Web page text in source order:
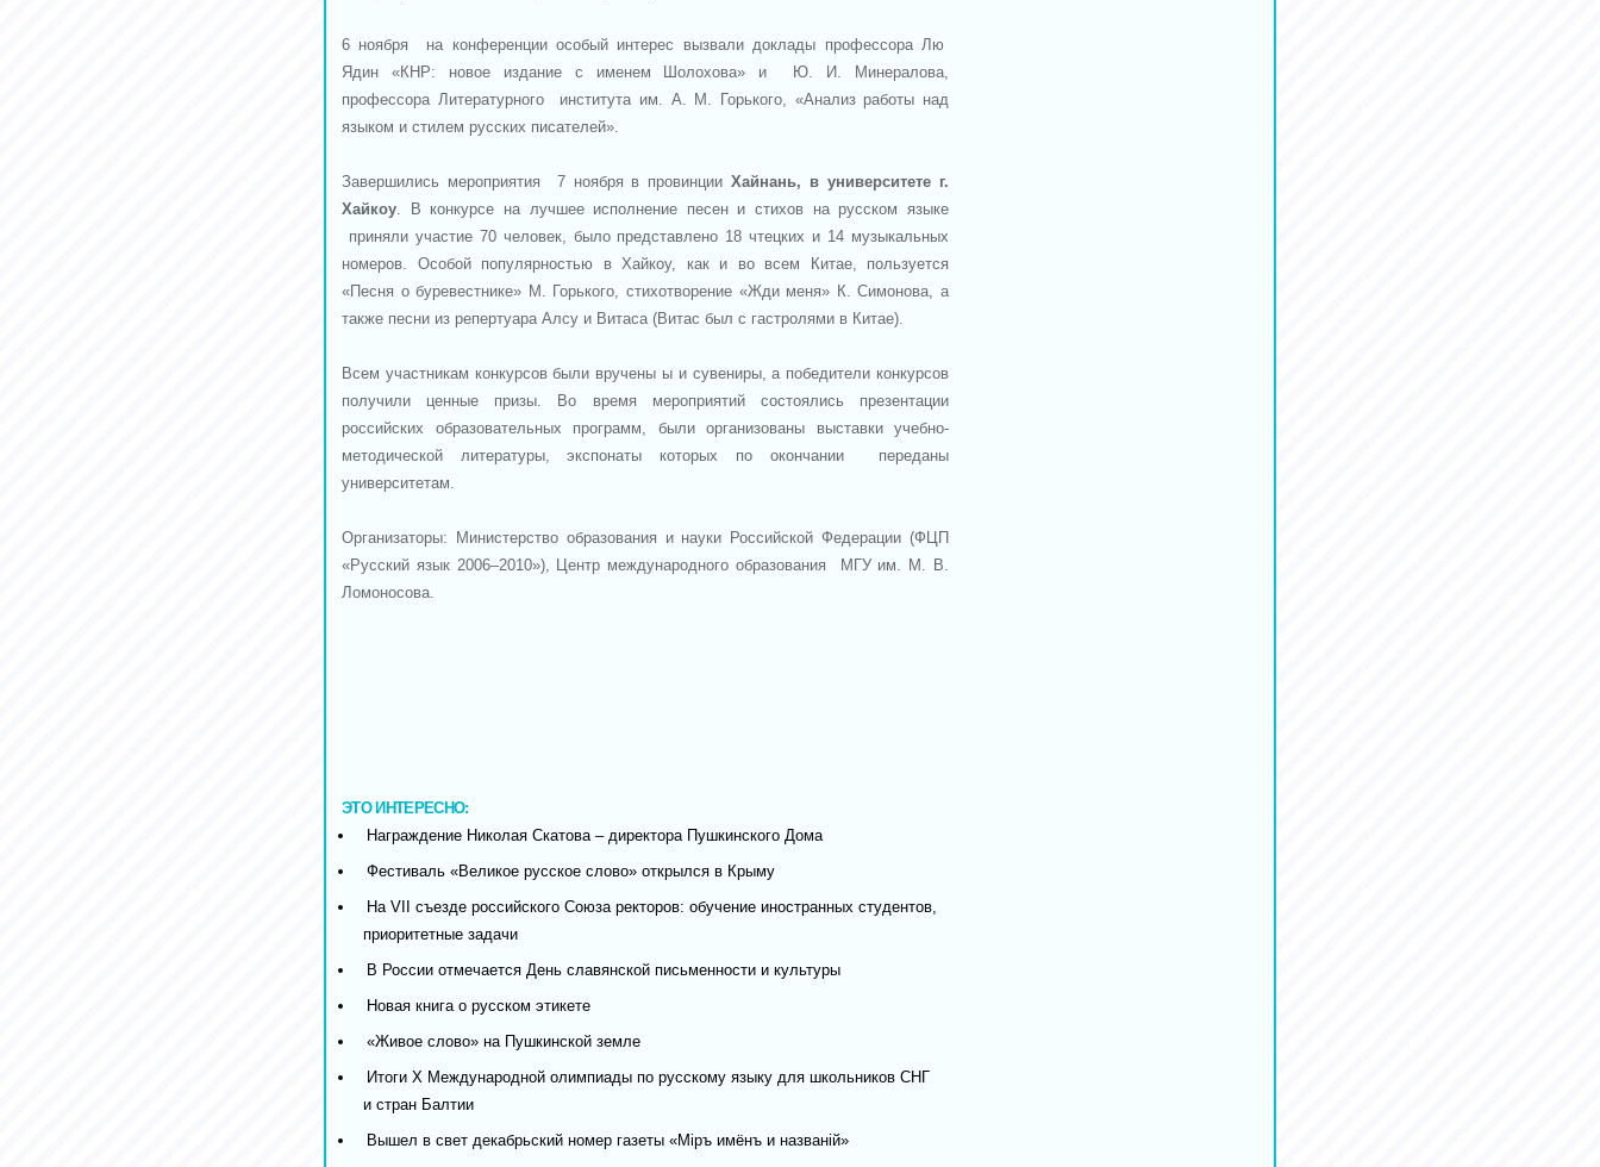
6 ноября на конференции особый интерес вызвали доклады профессора Лю
Ядин «КНР: новое издание с именем Шолохова» и Ю. И. Минералова,
профессора Литературного института им. А. М. Горького, «Анализ работы над
языком и стилем русских писателей».
Завершились мероприятия 7 ноября в провинцииХайнань, в университете г.
Хайкоу . В конкурсе на лучшее исполнение песен и стихов на русском языке
приняли участие 70 человек, было представлено 18 чтецких и 14 музыкальных
номеров. Особой популярностью в Хайкоу, как и во всем Китае, пользуется
«Песня о буревестнике» М. Горького, стихотворение «Жди меня» К. Симонова, а
также песни из репертуара Алсу и Витаса (Витас был с гастролями в Китае).
Всем участникам конкурсов были вручены ы и сувениры, а победители конкурсов
получили ценные призы. Во время мероприятий состоялись презентации
российских образовательных программ, были организованы выставки учебно-
методической литературы, экспонаты которых по окончании переданы
университетам.
Организаторы: Министерство образования и науки Российской Федерации (ФЦП
«Русский язык 2006–2010»), Центр международного образования МГУ им. М. В.
Ломоносова.
ЭТО ИНТЕРЕСНО:
Награждение Николая Скатова – директора Пушкинского Дома
Фестиваль «Великое русское слово» открылся в Крыму
На VII съезде российского Союза ректоров: обучение иностранных студентов,
приоритетные задачи
В России отмечается День славянской письменности и культуры
Новая книга о русском этикете
«Живое слово» на Пушкинской земле
Итоги X Международной олимпиады по русскому языку для школьников СНГ
и стран Балтии
Вышел в свет декабрьский номер газеты «Мiръ имёнъ и названiй»